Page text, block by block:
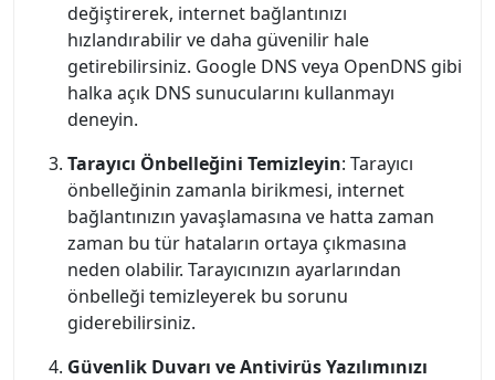
değiştirerek, internet bağlantınızı
hızlandırabilir ve daha güvenilir hale
getirebilirsiniz. Google DNS veya OpenDNS gibi
halka açık DNS sunucularını kullanmayı
deneyin.
Tarayıcı Önbelleğini Temizleyin: Tarayıcı
önbelleğinin zamanla birikmesi, internet
bağlantınızın yavaşlamasına ve hatta zaman
zaman bu tür hataların ortaya çıkmasına
neden olabilir. Tarayıcınızın ayarlarından
önbelleği temizleyerek bu sorunu
giderebilirsiniz.
Güvenlik Duvarı ve Antivirüs Yazılımınızı